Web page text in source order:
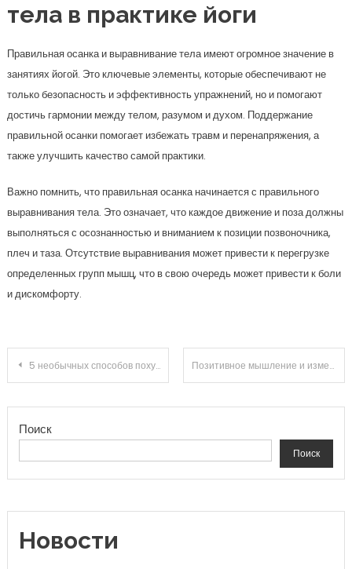
тела в практике йоги
Правильная осанка и выравнивание тела имеют огромное значение в
занятиях йогой. Это ключевые элементы, которые обеспечивают не
только безопасность и эффективность упражнений, но и помогают
достичь гармонии между телом, разумом и духом. Поддержание
правильной осанки помогает избежать травм и перенапряжения, а
также улучшить качество самой практики.
Важно помнить, что правильная осанка начинается с правильного
выравнивания тела. Это означает, что каждое движение и поза должны
выполняться с осознанностью и вниманием к позиции позвоночника,
плеч и таза. Отсутствие выравнивания может привести к перегрузке
определенных групп мышц, что в свою очередь может привести к боли
и дискомфорту.
Навигация по записям
5 необычных способов похудения Позитивное мышление и изменение жизни
Поиск
Поиск
Новости